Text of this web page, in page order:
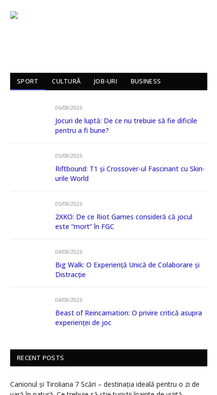
SPORT CULTURĂ JOB-URI BUSINESS
06/08/2026
Jocuri de luptă: De ce nu trebuie să fie dificile
pentru a fi bune?
05/08/2026
Riftbound: T1 și Crossover-ul Fascinant cu Skin-
urile World
05/08/2026
2XKO: De ce Riot Games consideră că jocul
este “mort” în FGC
04/08/2026
Big Walk: O Experiență Unică de Colaborare și
Distracție
04/08/2026
Beast of Reincarnation: O privire critică asupra
experienței de joc
RECENT POSTS
Canionul și Tiroliana 7 Scări – destinația ideală pentru o zi de